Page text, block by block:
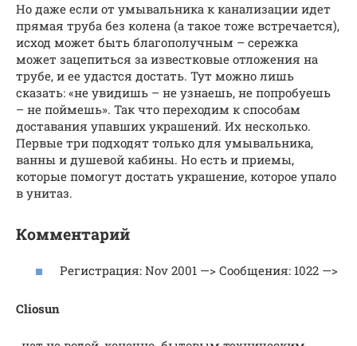
Но даже если от умывальника к канализации идет
прямая труба без колена (а такое тоже встречается),
исход может быть благополучным – сережка
может зацепиться за известковые отложения на
трубе, и ее удастся достать. Тут можно лишь
сказать: «не увидишь – не узнаешь, не попробуешь
– не поймешь». Так что переходим к способам
доставания упавших украшений. Их несколько.
Первые три подходят только для умывальника,
ванны и душевой кабины. Но есть и приемы,
которые помогут достать украшение, которое упало
в унитаз.
Комментарий
Регистрация: Nov 2001 —> Сообщения: 1022 —>
Cliosun